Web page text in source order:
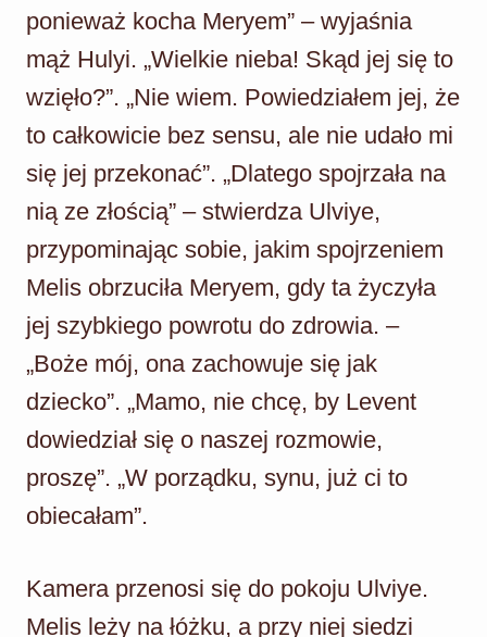
ponieważ kocha Meryem” – wyjaśnia
mąż Hulyi. „Wielkie nieba! Skąd jej się to
wzięło?”. „Nie wiem. Powiedziałem jej, że
to całkowicie bez sensu, ale nie udało mi
się jej przekonać”. „Dlatego spojrzała na
nią ze złością” – stwierdza Ulviye,
przypominając sobie, jakim spojrzeniem
Melis obrzuciła Meryem, gdy ta życzyła
jej szybkiego powrotu do zdrowia. –
„Boże mój, ona zachowuje się jak
dziecko”. „Mamo, nie chcę, by Levent
dowiedział się o naszej rozmowie,
proszę”. „W porządku, synu, już ci to
obiecałam”.
Kamera przenosi się do pokoju Ulviye.
Melis leży na łóżku, a przy niej siedzi